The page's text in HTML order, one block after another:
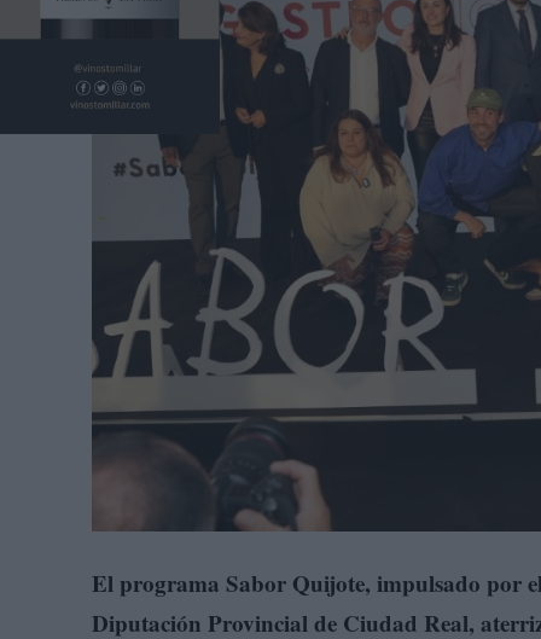
El programa Sabor Quijote, impulsado por
Diputación Provincial de Ciudad Real,